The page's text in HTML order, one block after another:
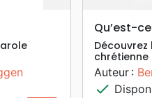
search
Qu’est-
Découvrez
chrétienne
Auteur :
check